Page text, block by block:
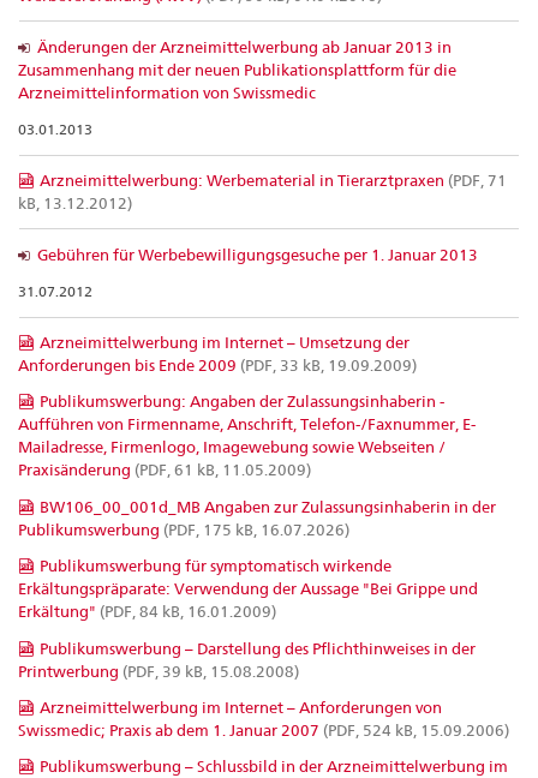
Änderungen der Arzneimittelwerbung ab Januar 2013 in
Zusammenhang mit der neuen Publikationsplattform für die
Arzneimittelinformation von Swissmedic
03.01.2013
Arzneimittelwerbung: Werbematerial in Tierarztpraxen (PDF, 71
kB, 13.12.2012)
Gebühren für Werbebewilligungsgesuche per 1. Januar 2013
31.07.2012
Arzneimittelwerbung im Internet – Umsetzung der
Anforderungen bis Ende 2009 (PDF, 33 kB, 19.09.2009)
Publikumswerbung: Angaben der Zulassungsinhaberin -
Aufführen von Firmenname, Anschrift, Telefon-/Faxnummer, E-
Mailadresse, Firmenlogo, Imagewebung sowie Webseiten /
Praxisänderung (PDF, 61 kB, 11.05.2009)
BW106_00_001d_MB Angaben zur Zulassungsinhaberin in der
Publikumswerbung (PDF, 175 kB, 16.07.2026)
Publikumswerbung für symptomatisch wirkende
Erkältungspräparate: Verwendung der Aussage "Bei Grippe und
Erkältung" (PDF, 84 kB, 16.01.2009)
Publikumswerbung – Darstellung des Pflichthinweises in der
Printwerbung (PDF, 39 kB, 15.08.2008)
Arzneimittelwerbung im Internet – Anforderungen von
Swissmedic; Praxis ab dem 1. Januar 2007 (PDF, 524 kB, 15.09.2006)
Publikumswerbung – Schlussbild in der Arzneimittelwerbung im